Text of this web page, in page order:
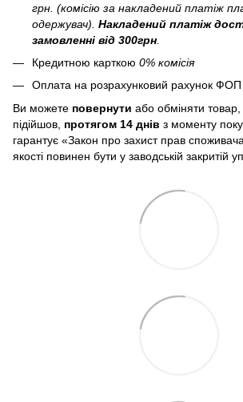
грн. (комісію за накладений платіж
одержувач). Накладений платіж
замовленні від 300грн
Кредитною карткою 0% комісія
Оплата на розрахунковий рахунок ФОП
Ви можете повернути або обміняти
підійшов, протягом 14 днів з моменту
гарантує «Закон про захист прав
якості повинен бути у заводській закритій